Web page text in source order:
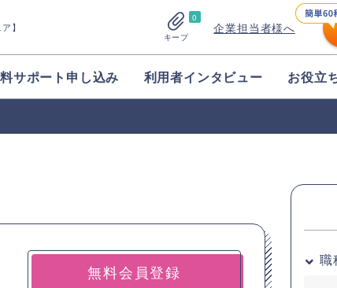
】
0
キープ
企業担当者様へ
サポート申し込み 利用者インタビュー お役立
無料会員登録
職